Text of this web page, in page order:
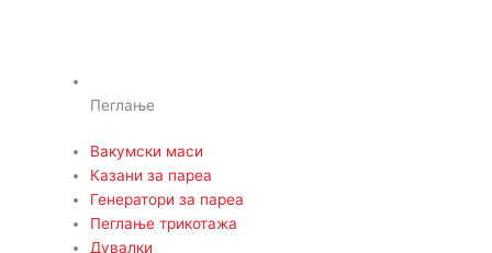
Пеглање
Вакумски маси
Казани за пареа
Генератори за пареа
Пеглање трикотажа
Дувалки